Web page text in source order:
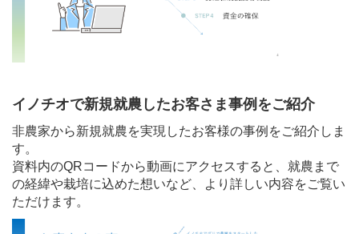
イノチオで新規就農したお客さま事例をご紹介
非農家から新規就農を実現したお客様の事例をご紹介しま
す。
資料内のQRコードから動画にアクセスすると、就農まで
の経緯や栽培に込めた想いなど、より詳しい内容をご覧い
ただけます。